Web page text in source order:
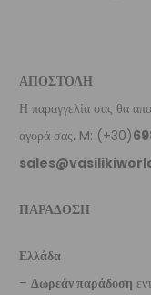
ΑΠΟΣΤΟΛΗ
Η παραγγελία σας θα
αγορά σας. M: (+30)
ΠΑΡΑΔΟΣΗ
Ελλάδα
– Δωρεάν παράδοση